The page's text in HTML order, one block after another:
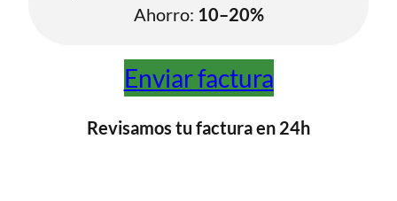
Ahorro: 10–20%
Enviar factura
Revisamos tu factura en 24h